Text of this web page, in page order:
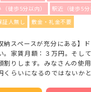
徒歩5分以内）
駅近（徒歩5分
証人無し 敷金・礼金不要
納スペースが充分にある】
。家賃月額：３万円。そし
割りします。みなさんの使
くらいになるのではないか